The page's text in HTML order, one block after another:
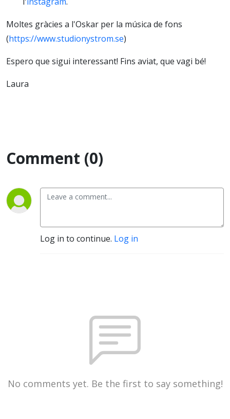
Moltes gràcies a l'Oskar per la música de fons
(https://www.studionystrom.se)
Espero que sigui interessant! Fins aviat, que vagi bé!
Laura
Comment (0)
Log in to continue. Log in
No comments yet. Be the first to say something!